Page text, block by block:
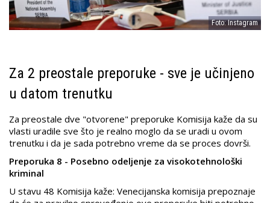
Foto: Instagram
Za 2 preostale preporuke - sve je učinjeno
u datom trenutku
Za preostale dve "otvorene" preporuke Komisija kaže da su
vlasti uradile sve što je realno moglo da se uradi u ovom
trenutku i da je sada potrebno vreme da se proces dovrši.
Preporuka 8 - Posebno odeljenje za visokotehnološki
kriminal
U stavu 48 Komisija kaže: Venecijanska komisija prepoznaje